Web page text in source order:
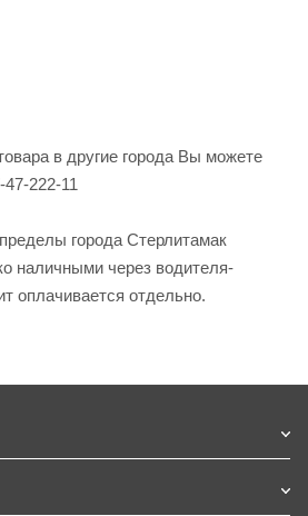
в другие города Вы можете
222-11
города Стерлитамак
наличными через водителя-
оплачивается отдельно.